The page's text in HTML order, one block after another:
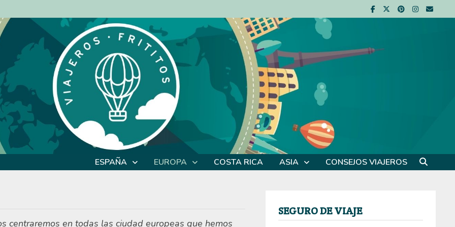
ESPAÑA EUROPA COSTA RICA ASIA CONSEJOS VIAJEROS
centraremos en todas las ciudad europeas que hemos
SEGURO DE VIAJE